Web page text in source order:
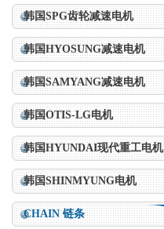
韩国SPG齿轮减速电机
韩国HYOSUNG减速电机
韩国SAMYANG减速电机
韩国OTIS-LG电机
韩国HYUNDAI现代重工电机
韩国SHINMYUNG电机
CHAIN 链条